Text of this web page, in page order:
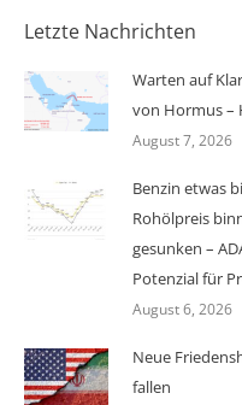
Letzte Nachrichten
Warten auf
von Hormus –
August 7, 2026
Benzin etwas
Rohölpreis
gesunken –
Potenzial für
August 6, 2026
Neue
fallen